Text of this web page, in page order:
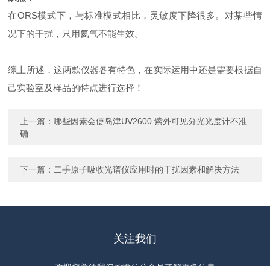
在ORS模式下，与标准模式相比，灵敏度下降很多。对某些情
况下的干扰，只用氦气不能生效。
综上所述，这两款仪器各有特色，在实际运用中还是需要根据自
己实验室及样品的特点进行选择！
上一篇：哪些因素会使岛津UV2600 紫外可见分光光度计不准
确
下一篇： 二手原子吸收光谱仪应用时的干扰因素和解决方法
关注我们